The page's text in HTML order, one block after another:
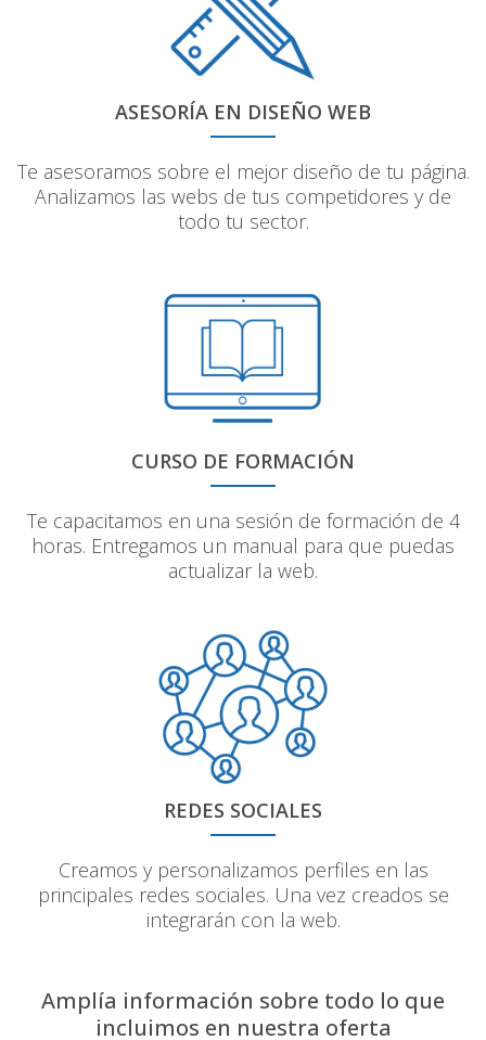
ASESORÍA EN DISEÑO WEB
Te asesoramos sobre el mejor diseño de tu página.
Analizamos las webs de tus competidores y de
todo tu sector.
CURSO DE FORMACIÓN
Te capacitamos en una sesión de formación de 4
horas. Entregamos un manual para que puedas
actualizar la web.
REDES SOCIALES
Creamos y personalizamos perfiles en las
principales redes sociales. Una vez creados se
integrarán con la web.
Amplía información sobre todo lo que
incluimos en nuestra oferta